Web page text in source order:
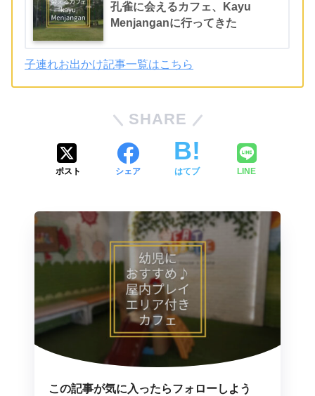
孔雀に会えるカフェ、Kayu
Menjanganに行ってきた
子連れお出かけ記事一覧はこちら
SHARE
ポスト シェア はてブ LINE
この記事が気に入ったらフォローしよう